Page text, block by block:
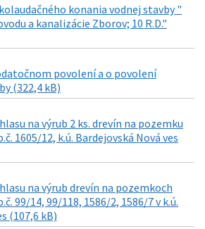
konania vodnej stavby "
a kanalizácie Zborov; 10 R.D."
povolení a o povolení
(322,4 kB)
na výrub 2 ks. drevín na pozemku
1605/12, k.ú. Bardejovská Nová ves
na výrub drevín na pozemkoch
99/14, 99/118, 1586/2, 1586/7 v k.ú.
(107,6 kB)